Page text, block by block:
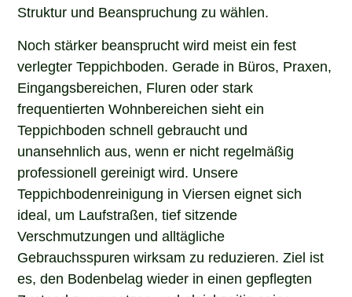
Struktur und Beanspruchung zu wählen.
Noch stärker beansprucht wird meist ein fest
verlegter Teppichboden. Gerade in Büros, Praxen,
Eingangsbereichen, Fluren oder stark
frequentierten Wohnbereichen sieht ein
Teppichboden schnell gebraucht und
unansehnlich aus, wenn er nicht regelmäßig
professionell gereinigt wird. Unsere
Teppichbodenreinigung in Viersen eignet sich
ideal, um Laufstraßen, tief sitzende
Verschmutzungen und alltägliche
Gebrauchsspuren wirksam zu reduzieren. Ziel ist
es, den Bodenbelag wieder in einen gepflegten